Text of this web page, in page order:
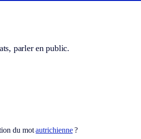
parler en public.
du motautrichienne?